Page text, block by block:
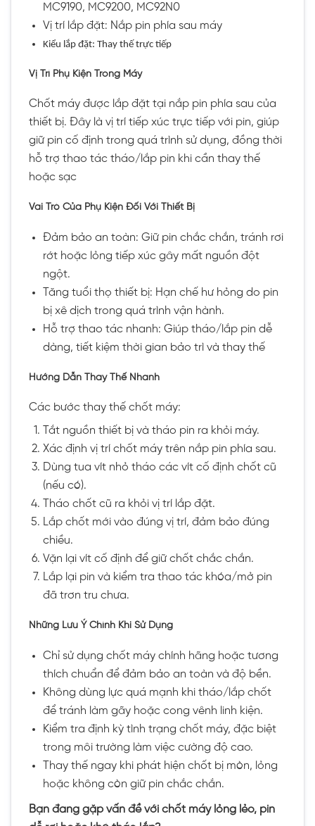
MC9190, MC9200, MC92N0
Vị trí lắp đặt: Nắp pin phía sau máy
Kiểu lắp đặt: Thay thế trực tiếp
Vị Trí Phụ Kiện Trong Máy
Chốt máy được lắp đặt tại nắp pin phía sau của
thiết bị. Đây là vị trí tiếp xúc trực tiếp với pin, giúp
giữ pin cố định trong quá trình sử dụng, đồng thời
hỗ trợ thao tác tháo/lắp pin khi cần thay thế
hoặc sạc
Vai Trò Của Phụ Kiện Đối Với Thiết Bị
Đảm bảo an toàn: Giữ pin chắc chắn, tránh rơi
rớt hoặc lỏng tiếp xúc gây mất nguồn đột
ngột.
Tăng tuổi thọ thiết bị: Hạn chế hư hỏng do pin
bị xê dịch trong quá trình vận hành.
Hỗ trợ thao tác nhanh: Giúp tháo/lắp pin dễ
dàng, tiết kiệm thời gian bảo trì và thay thế
Hướng Dẫn Thay Thế Nhanh
Các bước thay thế chốt máy:
Tắt nguồn thiết bị và tháo pin ra khỏi máy.
Xác định vị trí chốt máy trên nắp pin phía sau.
Dùng tua vít nhỏ tháo các vít cố định chốt cũ
(nếu có).
Tháo chốt cũ ra khỏi vị trí lắp đặt.
Lắp chốt mới vào đúng vị trí, đảm bảo đúng
chiều.
Vặn lại vít cố định để giữ chốt chắc chắn.
Lắp lại pin và kiểm tra thao tác khóa/mở pin
đã trơn tru chưa.
Những Lưu Ý Chính Khi Sử Dụng
Chỉ sử dụng chốt máy chính hãng hoặc tương
thích chuẩn để đảm bảo an toàn và độ bền.
Không dùng lực quá mạnh khi tháo/lắp chốt
để tránh làm gãy hoặc cong vênh linh kiện.
Kiểm tra định kỳ tình trạng chốt máy, đặc biệt
trong môi trường làm việc cường độ cao.
Thay thế ngay khi phát hiện chốt bị mòn, lỏng
hoặc không còn giữ pin chắc chắn.
Bạn đang gặp vấn đề với chốt máy lỏng lẻo, pin